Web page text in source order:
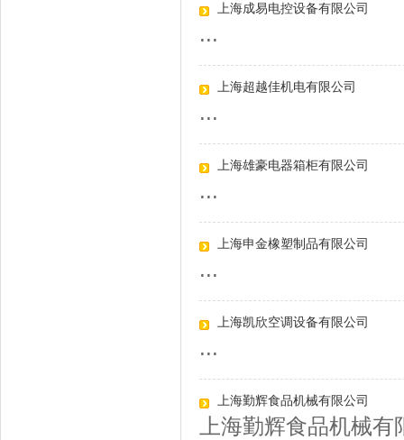
上海成易电控设备有限公司
...
上海超越佳机电有限公司
...
上海雄豪电器箱柜有限公司
...
上海申金橡塑制品有限公司
...
上海凯欣空调设备有限公司
...
上海勤辉食品机械有限公司
上海勤辉食品机械